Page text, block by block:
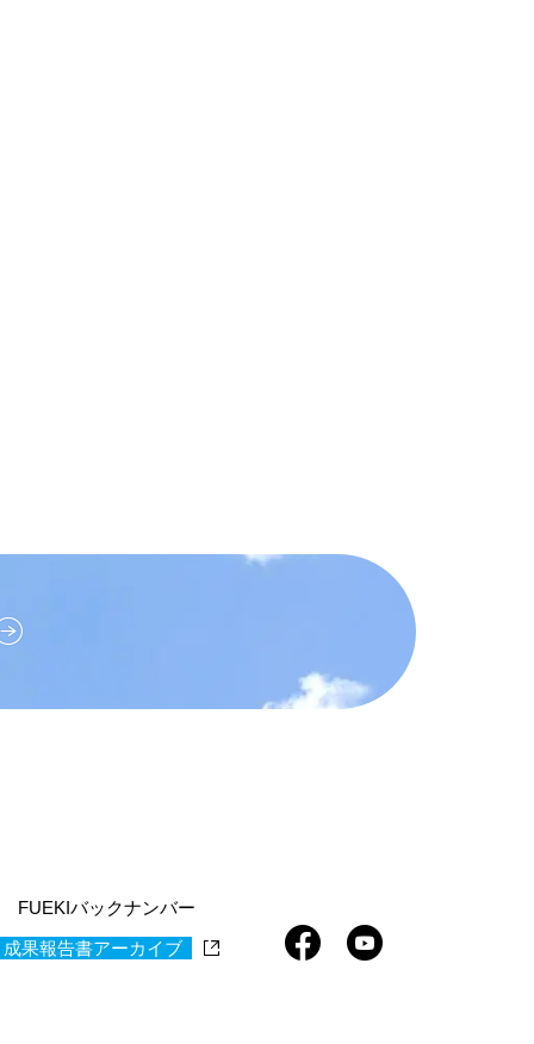
FUEKIバックナンバー
果報告書アーカイブ